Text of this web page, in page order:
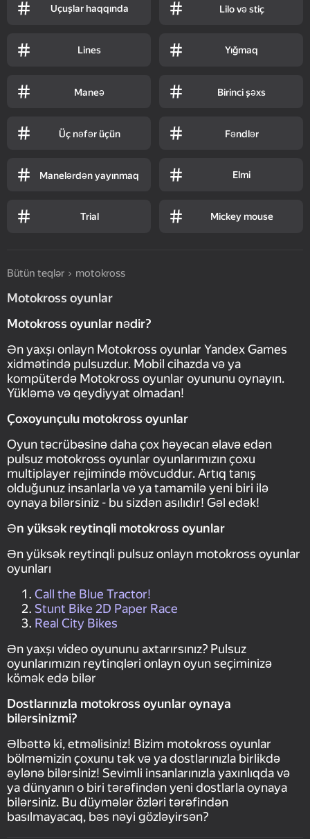
Uçuşlar haqqında Lilo və stiç
Lines Yığmaq
Maneə Birinci şəxs
Üç nəfər üçün Fəndlər
Manelərdən yayınmaq Elmi
Trial Mickey mouse
Bütün teqlər motokross
Motokross oyunlar
Motokross oyunlar nədir?
Ən yaxşı onlayn Motokross oyunlar Yandex Games
xidmətində pulsuzdur. Mobil cihazda və ya
kompüterdə Motokross oyunlar oyununu oynayın.
Yükləmə və qeydiyyat olmadan!
Çoxoyunçulu motokross oyunlar
Oyun təcrübəsinə daha çox həyəcan əlavə edən
pulsuz motokross oyunlar oyunlarımızın çoxu
multiplayer rejimində mövcuddur. Artıq tanış
olduğunuz insanlarla və ya tamamilə yeni biri ilə
oynaya bilərsiniz - bu sizdən asılıdır! Gəl edək!
Ən yüksək reytinqli motokross oyunlar
Ən yüksək reytinqli pulsuz onlayn motokross oyunlar
oyunları
Call the Blue Tractor!
Stunt Bike 2D Paper Race
Real City Bikes
Ən yaxşı video oyununu axtarırsınız? Pulsuz
oyunlarımızın reytinqləri onlayn oyun seçiminizə
kömək edə bilər
Dostlarınızla motokross oyunlar oynaya
bilərsinizmi?
Əlbəttə ki, etməlisiniz! Bizim motokross oyunlar
bölməmizin çoxunu tək və ya dostlarınızla birlikdə
əylənə bilərsiniz! Sevimli insanlarınızla yaxınlıqda və
ya dünyanın o biri tərəfindən yeni dostlarla oynaya
bilərsiniz. Bu düymələr özləri tərəfindən
basılmayacaq, bəs nəyi gözləyirsən?